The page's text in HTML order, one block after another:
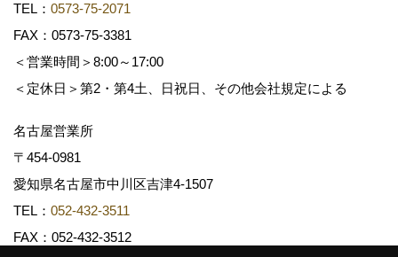
TEL： 0573-75-2071
FAX：0573-75-3381
＜営業時間＞8:00～17:00
＜定休日＞第2・第4土、日祝日、その他会社規定による
名古屋営業所
〒454-0981
愛知県名古屋市中川区吉津4-1507
TEL： 052-432-3511
FAX：052-432-3512